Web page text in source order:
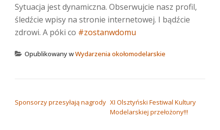
Sytuacja jest dynamiczna. Obserwujcie nasz profil,
śledźcie wpisy na stronie internetowej. I bądźcie
zdrowi. A póki co #zostanwdomu
Opublikowany wWydarzenia okołomodelarskie
Sponsorzy przesyłają nagrody XI Olsztyński Festiwal Kultury
Modelarskiej przełożony!!!